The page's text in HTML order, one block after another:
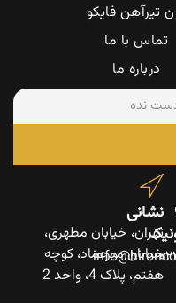
تیرآهن فایکو
تماس با ما
درباره ما
نشانی
تهران، خیابان مطهری،
خیابان میرعماد، کوچه
هفتم، پلاک 4، واحد 2